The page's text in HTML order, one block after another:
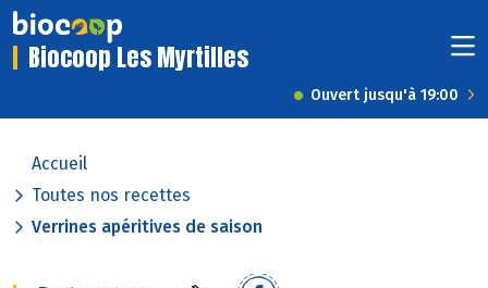
Biocoop Les Myrtilles
Ouvert jusqu'à 19:00
Accueil
Toutes nos recettes
Verrines apéritives de saison